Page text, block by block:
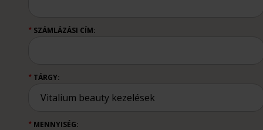
★ SZÁMLÁZÁSI CÍM:
★ TÁRGY:
★ MENNYISÉG: